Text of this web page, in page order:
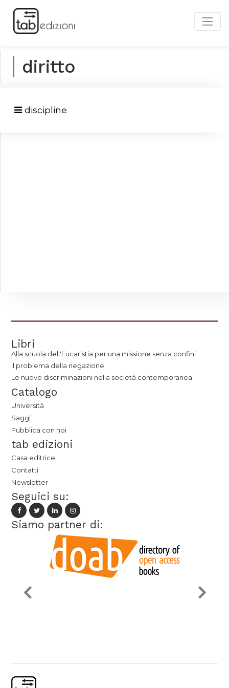
diritto
discipline
Libri
Alla scuola dell'Eucaristia per una missione senza confini
Il problema della negazione
Le nuove discriminazioni nella società contemporanea
Catalogo
Università
Saggi
Pubblica con noi
tab edizioni
Casa editrice
Contatti
Newsletter
Seguici su:
Siamo partner di: